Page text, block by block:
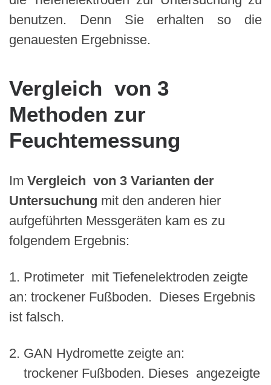
benutzen. Denn Sie erhalten so die
genauesten Ergebnisse.
Vergleich von 3
Methoden zur
Feuchtemessung
Im Vergleich von 3 Varianten der
Untersuchung mit den anderen hier
aufgeführten Messgeräten kam es zu
folgendem Ergebnis:
1. Protimeter mit Tiefenelektroden zeigte
an: trockener Fußboden. Dieses Ergebnis
ist falsch.
2. GAN Hydromette zeigte an:
trockener Fußboden. Dieses angezeigte